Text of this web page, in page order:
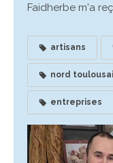
Faidherbe m'a
artisans
nord
entreprises